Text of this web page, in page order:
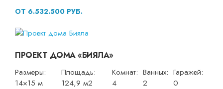
ОТ 6.532.500 РУБ.
ПРОЕКТ ДОМА «БИЯЛА»
Размеры:
14×15 м
Площадь:
124,9 м2
Комнат:
4
Ванных:
2
Гаражей:
0